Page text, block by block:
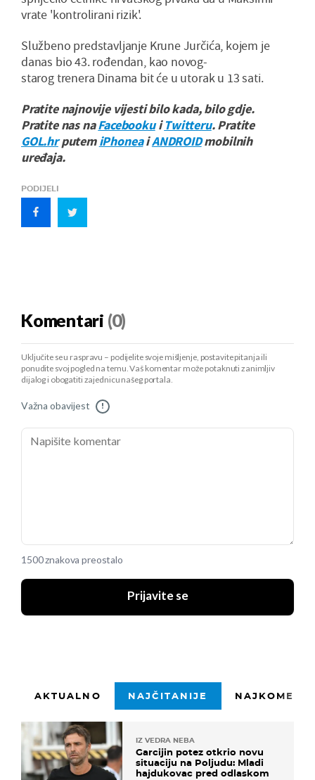
vrate 'kontrolirani rizik'.
Službeno predstavljanje Krune Jurčića, kojem je
danas bio 43. rođendan, kao novog-
starog trenera Dinama bit će u utorak u 13 sati.
Pratite najnovije vijesti bilo kada, bilo gdje.
Pratite nas naFacebookuiTwitteru. Pratite
GOL.hrputemiPhoneaiANDROIDmobilnih
uređaja.
PODIJELI
Komentari (0)
Uključite se u raspravu – podijelite svoje mišljenje, postavite pitanja ili
ponudite svoj pogled na temu. Vaš komentar može potaknuti zanimljiv
dijalog i obogatiti zajednicu našeg portala.
Važna obavijest !
1500 znakova preostalo
Prijavite se
AKTUALNO NAJČITANIJE
IZ VEDRA NEBA
Garcijin potez otkrio novu
situaciju na Poljudu: Mladi
hajdukovac pred odlaskom